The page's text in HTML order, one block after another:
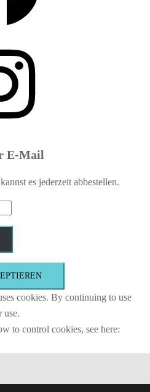
E-Mail
es jederzeit abbestellen.
cookies. By continuing to use
use.
to control cookies, see here: